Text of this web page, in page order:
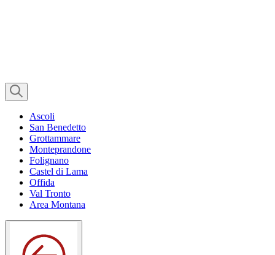
Ascoli
San Benedetto
Grottammare
Monteprandone
Folignano
Castel di Lama
Offida
Val Tronto
Area Montana